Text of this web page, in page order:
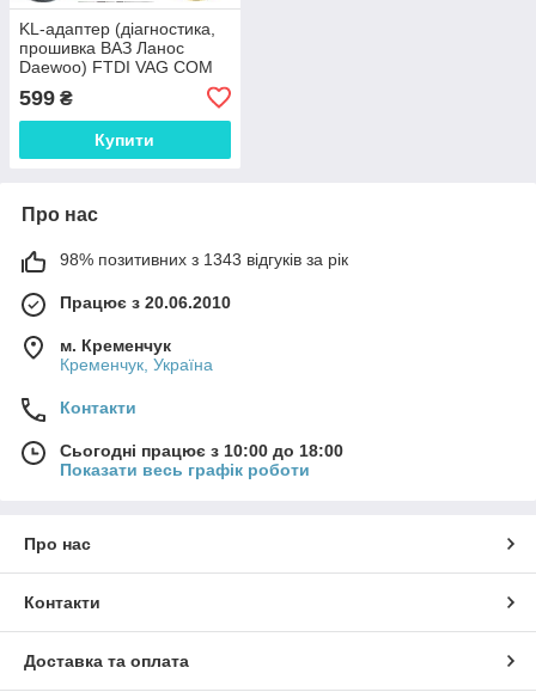
KL-адаптер (діагностика,
прошивка ВАЗ Ланос
Daewoo) FTDI VAG COM
409.1 FIAT ECUSCAN K-
Line USB з перемикачі
599 ₴
Купити
Про нас
98% позитивних з 1343 відгуків за рік
Працює з 20.06.2010
м. Кременчук
Кременчук, Україна
Контакти
Сьогодні працює з 10:00 до 18:00
Показати весь графік роботи
Про нас
Контакти
Доставка та оплата